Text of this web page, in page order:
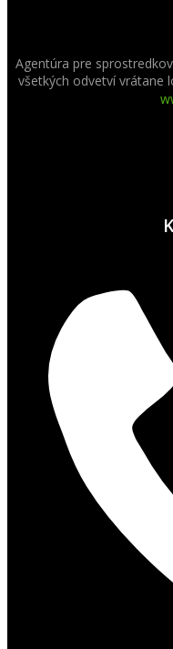
Agentúra pre
všetkých odvetví vrátane